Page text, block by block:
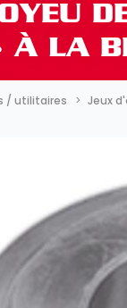
À LA
/ utilitaires Jeux